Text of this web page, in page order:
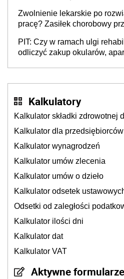
Zwolnienie lekarskie po
pracę? Zasiłek chorobowy
stosunku pracy
PIT: Czy w ramach ulgi
odliczyć zakup okularów,
Kalkulatory
Kalkulator składki zdrowotnej
Kalkulator dla przedsiębiorców
Kalkulator wynagrodzeń
Kalkulator umów zlecenia
Kalkulator umów o dzieło
Kalkulator odsetek
Odsetki od zaległości
Kalkulator ilości dni
Kalkulator dat
Kalkulator VAT
Aktywne formularze